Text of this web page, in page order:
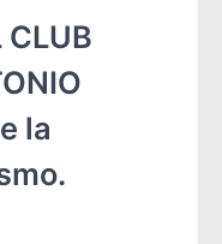
CLUB
la